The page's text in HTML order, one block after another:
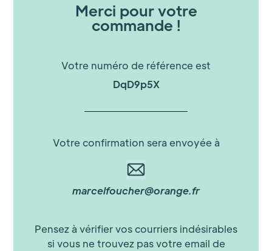
Merci pour votre
commande !
Votre numéro de référence est
DqD9p5X
Votre confirmation sera envoyée à
marcelfoucher@orange.fr
Pensez à vérifier vos courriers indésirables
si vous ne trouvez pas votre email de